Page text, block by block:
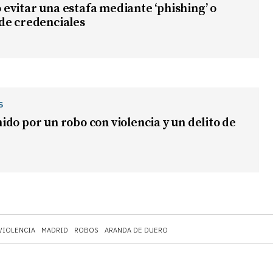
MADRID ROBOS ARANDA DE DUERO
evitar una estafa mediante ‘phishing’ o
credenciales
por un robo con violencia y un delito de